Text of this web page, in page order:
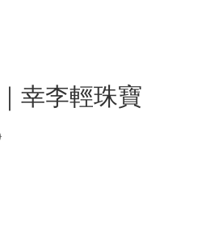
幸李輕珠寶